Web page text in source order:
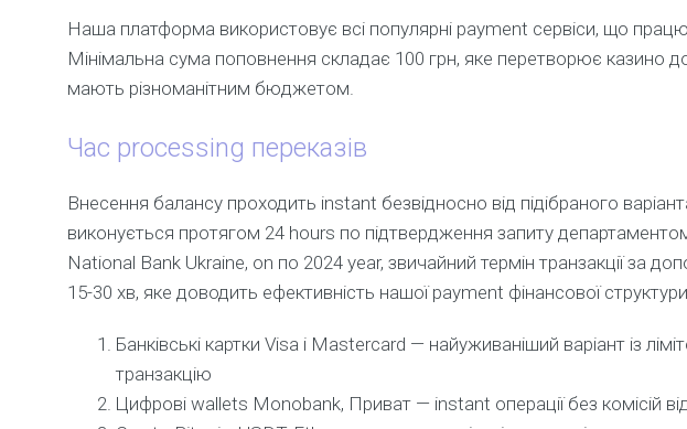
Наша платформа використовує всі популярні payment сервіси, що
Мінімальна сума поповнення складає 100 грн, яке перетворює казино
мають різноманітним бюджетом.
Час processing переказів
Внесення балансу проходить instant безвідносно від підібраного
виконується протягом 24 hours по підтвердження запиту
National Bank Ukraine, on по 2024 year, звичайний термін транзакції за
15-30 хв, яке доводить ефективність нашої payment фінансової структури.
Банківські картки Visa і Mastercard — найуживаніший варіант із
транзакцію
Цифрові wallets Monobank, Приват — instant операції без комісій